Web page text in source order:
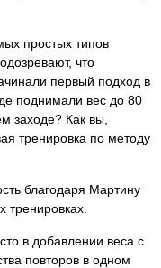
простых типов
что
первый подход в
поднимали вес до 80
заходе? Как вы,
тренировка по методу
благодаря Мартину
тренировках.
в добавлении веса с
повторов в одном